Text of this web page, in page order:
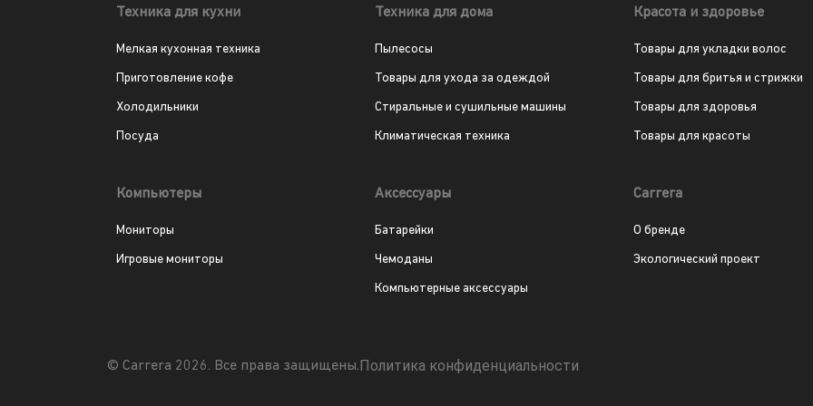
Техника для кухни
Мелкая кухонная техника
Приготовление кофе
Холодильники
Посуда
Техника для дома
Пылесосы
Товары для ухода за одеждой
Стиральные и сушильные машины
Климатическая техника
Красота и здоровье
Товары для укладки волос
Товары для бритья и стрижки
Товары для здоровья
Товары для красоты
Компьютеры
Мониторы
Игровые мониторы
Аксессуары
Батарейки
Чемоданы
Компьютерные аксессуары
Carrera
О бренде
Экологический проект
© Carrera 2026. Все права защищены.Политика конфиденциальности